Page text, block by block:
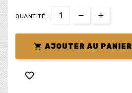
QUANTITÉ :
 AJOUTER AU PANIER
